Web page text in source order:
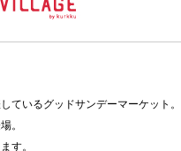
ているグッドサンデーマーケット。
。
す。